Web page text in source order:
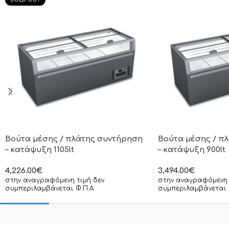
Βούτα μέσης / πλάτης συντήρηση
– κατάψυξη 1105lt
4,226.00€
στην αναγραφόμενη τιμή δεν
συμπεριλαμβάνεται Φ.Π.Α
Βούτα μέσης /
– κατάψυξη 900lt
3,494.00€
στην αναγραφόμενη